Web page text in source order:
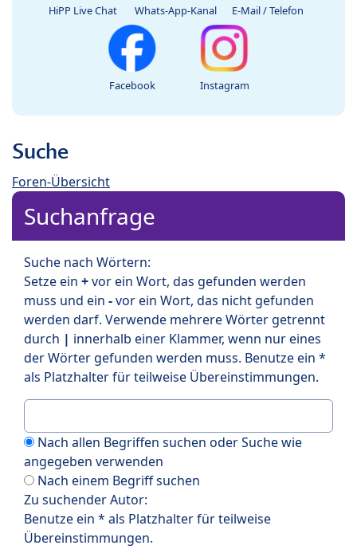
HiPP Live Chat Whats-App-Kanal E-Mail / Telefon
Facebook Instagram
Suche
Foren-Übersicht
Suchanfrage
Suche nach Wörtern:
Setze ein +vor ein Wort, das gefunden werden
muss und ein -vor ein Wort, das nicht gefunden
werden darf. Verwende mehrere Wörter getrennt
durch | innerhalb einer Klammer, wenn nur eines
der Wörter gefunden werden muss. Benutze ein *
als Platzhalter für teilweise Übereinstimmungen.
Nach allen Begriffen suchen oder Suche wie
angegeben verwenden
Nach einem Begriff suchen
Zu suchender Autor:
Benutze ein * als Platzhalter für teilweise
Übereinstimmungen.